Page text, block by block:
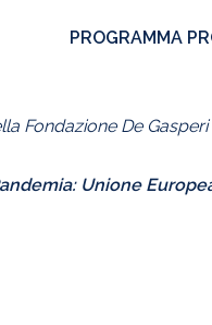
PROGRAMMA
Fondazione De Gasperi
Unione